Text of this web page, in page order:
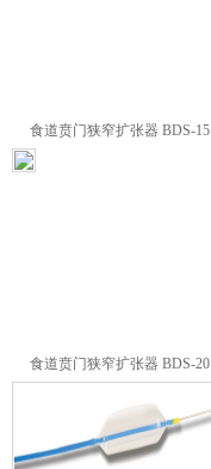
食道贲门狭窄扩张器 BDS-15
食道贲门狭窄扩张器 BDS-20